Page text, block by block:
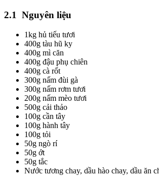
2.1 Nguyên liệu
1kg hủ tiếu tươi
400g tàu hũ ky
400g mì căn
400g đậu phụ chiên
400g cà rốt
300g nấm đùi gà
300g nấm rơm tươi
200g nấm mèo tươi
500g cải thảo
100g cần tây
100g hành tây
100g tỏi
50g ngò rí
50g ớt
50g tắc
Nước tương chay, dầu hào chay, dầu ăn